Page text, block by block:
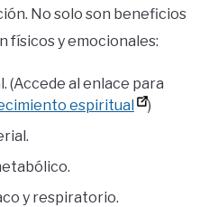
No solo son beneficios
físicos y emocionales:
al enlace para
espiritual
)
y respiratorio.